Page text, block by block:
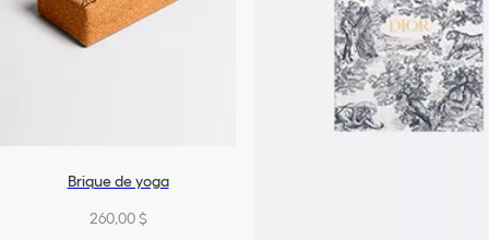
Brique de yoga
260,00 $